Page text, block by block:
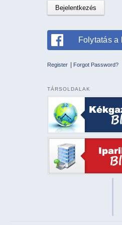
Folytatás a
Register | Forgot Password?
TÁRSOLDALAK